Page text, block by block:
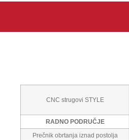
CNC strugovi STYLE
RADNO PODRUČJE
Prečnik obrtanja iznad postolja